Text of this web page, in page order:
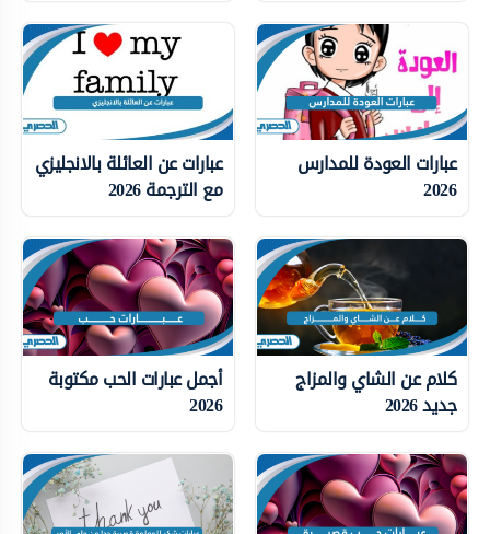
عبارات العودة للمدارس
2026
عبارات عن العائلة بالانجليزي
مع الترجمة 2026
كلام عن الشاي والمزاج
جديد 2026
أجمل عبارات الحب مكتوبة
2026